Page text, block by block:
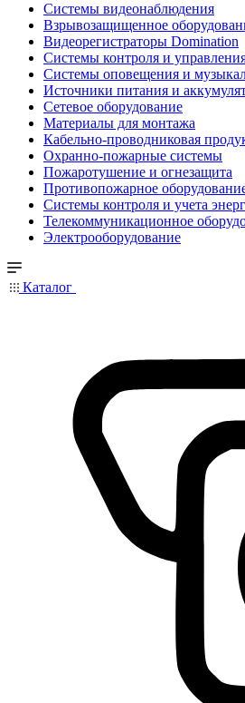
Системы видеонаблюдения
Взрывозащищенное
Видеорегистраторы Domination
Системы контроля и
Системы оповещения и
Источники питания и
Сетевое оборудование
Материалы для монтажа
Кабельно-проводниковая
Охранно-пожарные системы
Пожаротушение и огнезащита
Противопожарное
Системы контроля и учета
Телекоммуникационное
Электрооборудование
Каталог